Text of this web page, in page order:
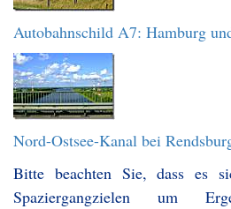
Autobahnschild A7: Hamburg
Nord-Ostsee-Kanal bei
Bitte beachten Sie, dass es
Spaziergangzielen um